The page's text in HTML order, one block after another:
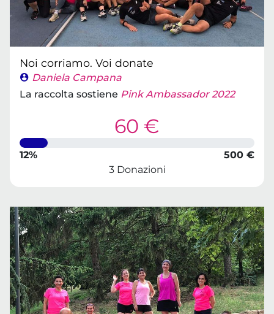
Noi corriamo. Voi donate
Daniela Campana
La raccolta sostiene Pink Ambassador 2022
60 €
12%
500 €
3 Donazioni